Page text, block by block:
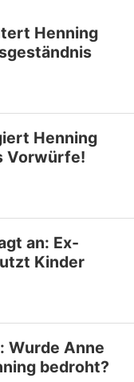
Henning
Henning
Vorwürfe!
an: Ex-
Kinder
Wurde Anne
bedroht?